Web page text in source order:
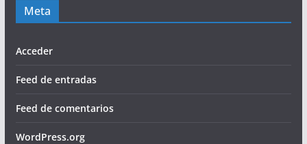
Meta
Acceder
Feed de entradas
Feed de comentarios
WordPress.org